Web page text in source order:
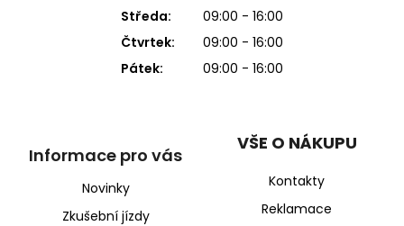
Středa:
09:00 - 16:00
Čtvrtek:
09:00 - 16:00
Pátek:
09:00 - 16:00
Informace pro vás
Novinky
Zkušební jízdy
VŠE O NÁKUPU
Kontakty
Reklamace